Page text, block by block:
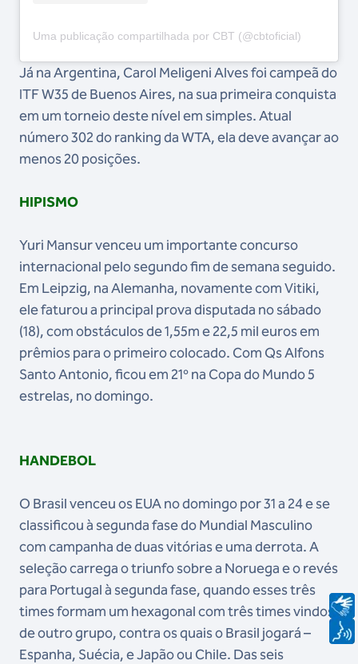
Uma publicação compartilhada por CBT (@cbtoficial)
Já na Argentina, Carol Meligeni Alves foi campeã do
ITF W35 de Buenos Aires, na sua primeira conquista
em um torneio deste nível em simples. Atual
número 302 do ranking da WTA, ela deve avançar ao
menos 20 posições.
HIPISMO
Yuri Mansur venceu um importante concurso
internacional pelo segundo fim de semana seguido.
Em Leipzig, na Alemanha, novamente com Vitiki,
ele faturou a principal prova disputada no sábado
(18), com obstáculos de 1,55m e 22,5 mil euros em
prêmios para o primeiro colocado. Com Qs Alfons
Santo Antonio, ficou em 21º na Copa do Mundo 5
estrelas, no domingo.
HANDEBOL
O Brasil venceu os EUA no domingo por 31 a 24 e se
classificou à segunda fase do Mundial Masculino
com campanha de duas vitórias e uma derrota. A
seleção carrega o triunfo sobre a Noruega e o revés
para Portugal à segunda fase, quando esses três
times formam um hexagonal com três times vindos
de outro grupo, contra os quais o Brasil jogará –
Espanha, Suécia, e Japão ou Chile. Das seis